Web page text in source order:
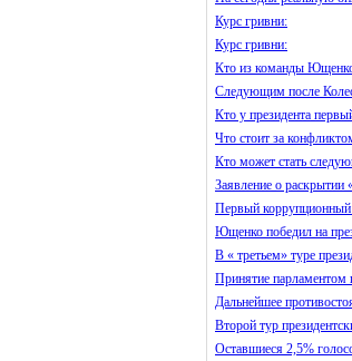
Курс гривни:
Курс гривни:
Кто из команды
Следующим после
Кто у президента
Что стоит за
Кто может стать
Заявление о раскрытии
Первый коррупционный
Ющенко победил на
В « третьем» туре
Принятие парламентом
Дальнейшее
Второй тур
Оставшиеся 2,5%